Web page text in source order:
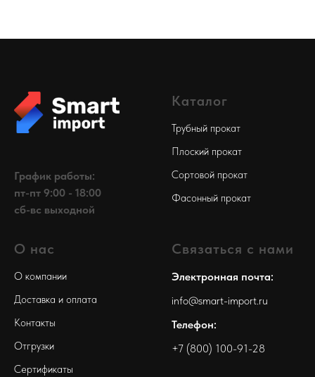
График работы:
пт-пт 9:00 - 18:00
сб-вс выходной
Каталог
Трубный прокат
Плоский прокат
Сортовой прокат
Фасонный прокат
О нас
О компании
Доставка и оплата
Контакты
Отгрузки
Сертификаты
Связаться с нами
Электронная почта:
info@smart-import.ru
Телефон:
+7 (800) 100-91-28